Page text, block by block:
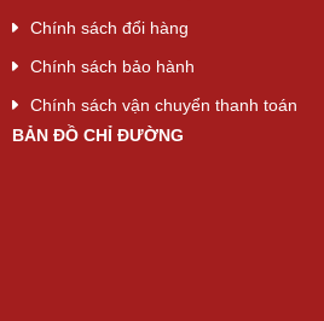
Chính sách đổi hàng
Chính sách bảo hành
Chính sách vận chuyển thanh toán
BẢN ĐỒ CHỈ ĐƯỜNG